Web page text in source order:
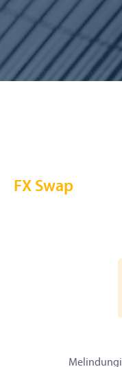
FX Swap
Melindungi